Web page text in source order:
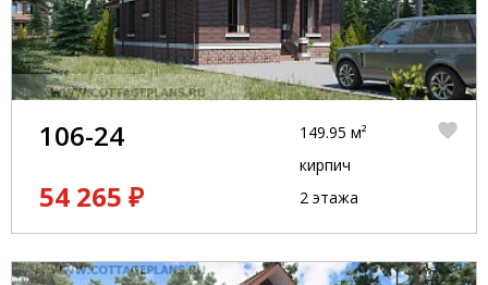
106-24
54 265 ₽
149.95 м²
кирпич
2 этажа